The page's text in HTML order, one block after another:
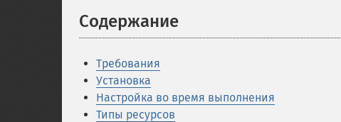
Содержание
Требования
Установка
Настройка во время выполнения
Типы ресурсов